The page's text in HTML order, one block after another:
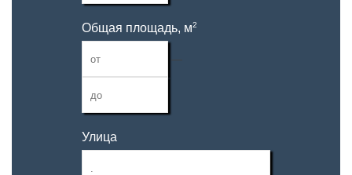
Общая площадь, м2
—
Улица